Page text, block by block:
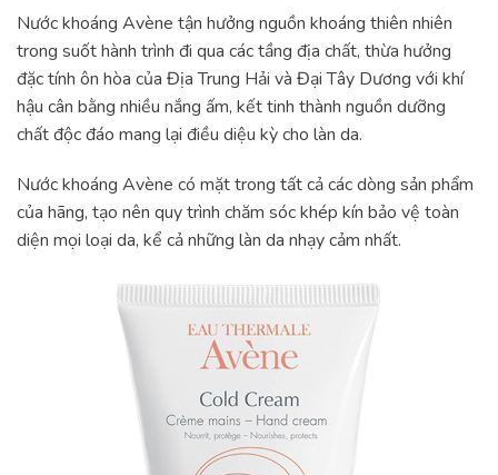
Nước khoáng Avène tận hưởng nguồn khoáng thiên nhiên
trong suốt hành trình đi qua các tầng địa chất, thừa hưởng
đặc tính ôn hòa của Địa Trung Hải và Đại Tây Dương với khí
hậu cân bằng nhiều nắng ấm, kết tinh thành nguồn dưỡng
chất độc đáo mang lại điều diệu kỳ cho làn da.
Nước khoáng Avène có mặt trong tất cả các dòng sản phẩm
của hãng, tạo nên quy trình chăm sóc khép kín bảo vệ toàn
diện mọi loại da, kể cả những làn da nhạy cảm nhất.